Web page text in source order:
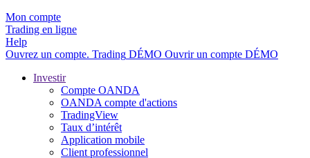
Mon compte
Trading en ligne
Help
Ouvrez un compte. Trading DÉMO Ouvrir un compte DÉMO
Investir
Compte OANDA
OANDA compte d'actions
TradingView
Taux d’intérêt
Application mobile
Client professionnel